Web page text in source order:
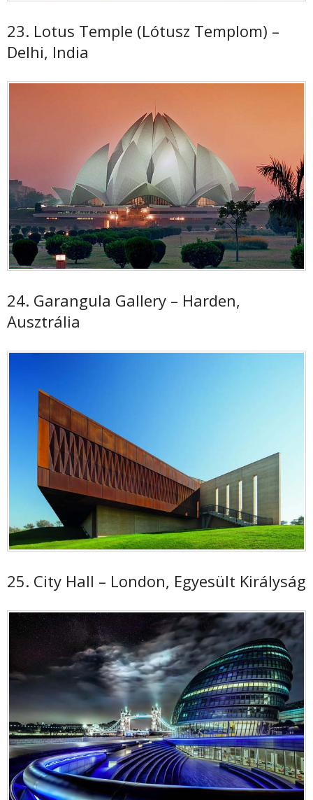
23. Lotus Temple (Lótusz Templom) –
Delhi, India
24. Garangula Gallery – Harden,
Ausztrália
25. City Hall – London, Egyesült Királyság